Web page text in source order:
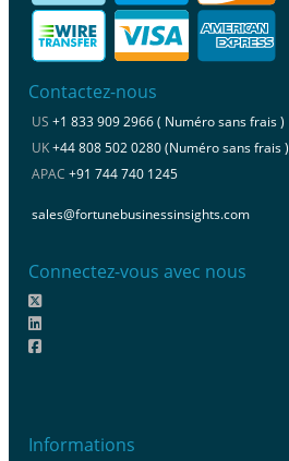
Contactez-nous
US +1 833 909 2966 ( Numéro sans frais )
UK+44 808 502 0280 (Numéro sans frais )
APAC +91 744 740 1245
sales@fortunebusinessinsights.com
Connectez-vous avec nous
Informations